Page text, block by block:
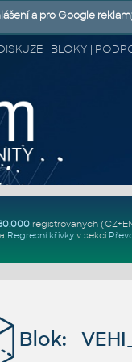
| BLOKY |
registrovaných
a Regresní křivkyv sekci
Blok:
a pro Google